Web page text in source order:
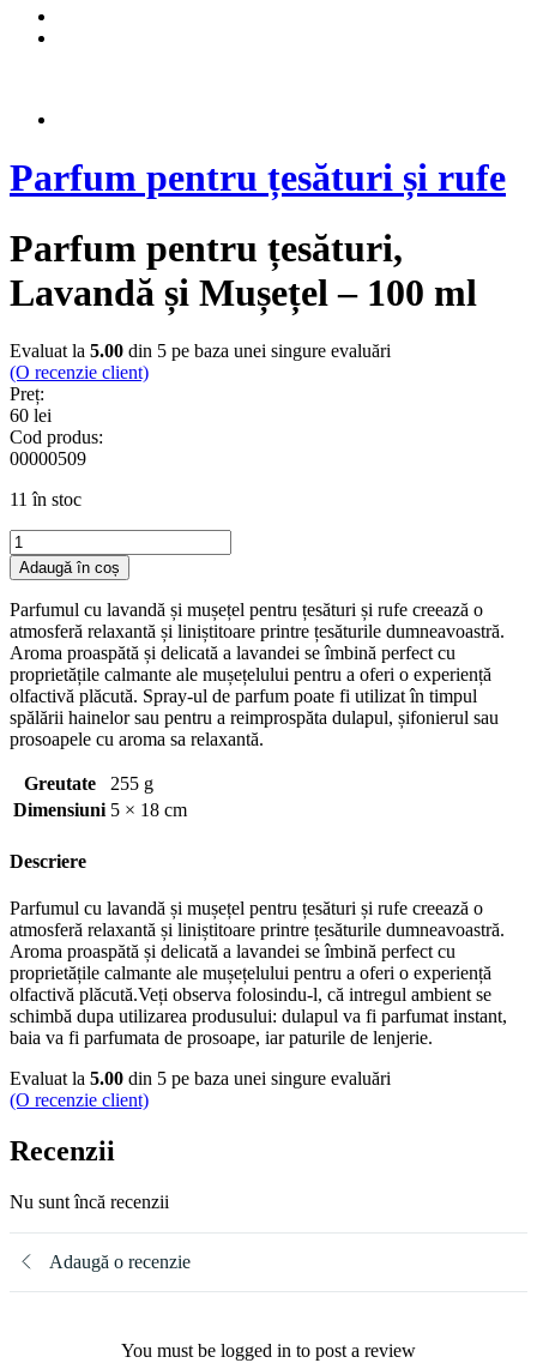
Parfum pentru țesături și rufe
Parfum pentru țesături,
Lavandă și Mușețel – 100 ml
Evaluat la 5.00 din 5 pe baza unei singure evaluări
(O recenzie client)
Preț:
60 lei
Cod produs:
00000509
11 în stoc
Cantitate
Parfum
pentru
țesături,
Lavandă
și
Mușețel
–
100
ml
Adaugă în coș
Parfumul cu lavandă și mușețel pentru țesături și rufe creează o
atmosferă relaxantă și liniștitoare printre țesăturile dumneavoastră.
Aroma proaspătă și delicată a lavandei se îmbină perfect cu
proprietățile calmante ale mușețelului pentru a oferi o experiență
olfactivă plăcută. Spray-ul de parfum poate fi utilizat în timpul
spălării hainelor sau pentru a reimprospăta dulapul, șifonierul sau
prosoapele cu aroma sa relaxantă.
Greutate
255 g
Dimensiuni 5 × 18 cm
Descriere
Parfumul cu lavandă și mușețel pentru țesături și rufe creează o
atmosferă relaxantă și liniștitoare printre țesăturile dumneavoastră.
Aroma proaspătă și delicată a lavandei se îmbină perfect cu
proprietățile calmante ale mușețelului pentru a oferi o experiență
olfactivă plăcută.Veți observa folosindu-l, că intregul ambient se
schimbă dupa utilizarea produsului: dulapul va fi parfumat instant,
baia va fi parfumata de prosoape, iar paturile de lenjerie.
Evaluat la 5.00 din 5 pe baza unei singure evaluări
(O recenzie client)
Recenzii
Nu sunt încă recenzii
Adaugă o recenzie
You must be logged in to post a review